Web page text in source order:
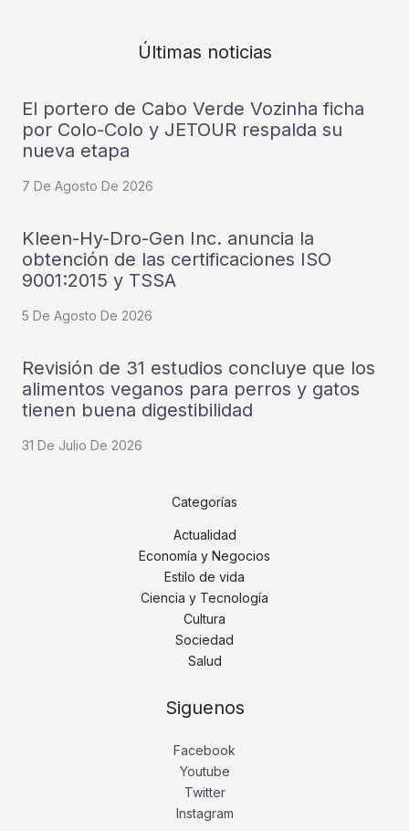
Últimas noticias
El portero de Cabo Verde Vozinha ficha
por Colo-Colo y JETOUR respalda su
nueva etapa
7 De Agosto De 2026
Kleen-Hy-Dro-Gen Inc. anuncia la
obtención de las certificaciones ISO
9001:2015 y TSSA
5 De Agosto De 2026
Revisión de 31 estudios concluye que los
alimentos veganos para perros y gatos
tienen buena digestibilidad
31 De Julio De 2026
Categorías
Actualidad
Economía y Negocios
Estilo de vida
Ciencia y Tecnología
Cultura
Sociedad
Salud
Siguenos
Facebook
Youtube
Twitter
Instagram